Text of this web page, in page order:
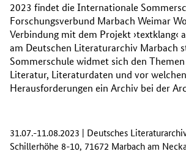
2023 findet die Internationale
Forschungsverbund Marbach Weimar
Verbindung mit dem Projekt ›textklang‹
am Deutschen Literaturarchiv Marbach
Sommerschule widmet sich den
Literatur, Literaturdaten und vor welchen
Herausforderungen ein Archiv bei der
31.07.-11.08.2023 | Deutsches
Schillerhöhe 8-10, 71672 Marbach am